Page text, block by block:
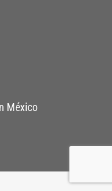
México